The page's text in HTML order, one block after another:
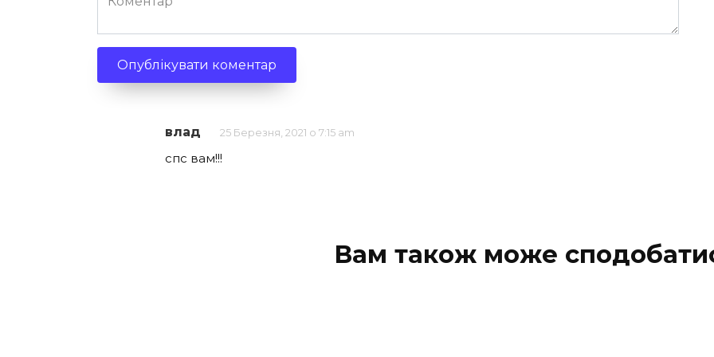
влад 25 Березня, 2021 о 7:15 am
спс вам!!!
Вам також може